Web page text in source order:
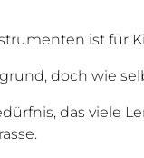
ist für
doch wie
das viele